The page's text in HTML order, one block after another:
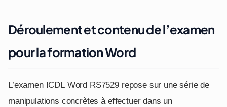
Déroulement et contenu de l’examen
pour la formation Word
L’examen ICDL Word RS7529 repose sur une série de
manipulations concrètes à effectuer dans un